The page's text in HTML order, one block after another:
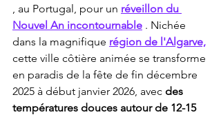
, au Portugal, pour un réveillon du
Nouvel An incontournable . Nichée
dans la magnifique région de l'Algarve,
cette ville côtière animée se transforme
en paradis de la fête de fin décembre
2025 à début janvier 2026, avec des
températures douces autour de 12-15